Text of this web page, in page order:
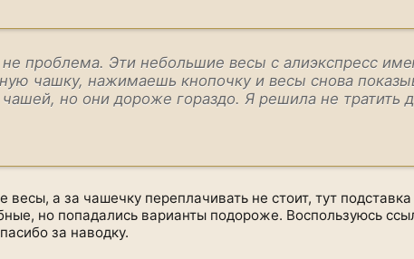
не проблема. Эти небольшие весы с алиэкспресс
чашку, нажимаешь кнопочку и весы снова
чашей, но они дороже гораздо. Я решила не
а за чашечку переплачивать не стоит, тут
но попадались варианты подороже. Воспользуюсь
за наводку.